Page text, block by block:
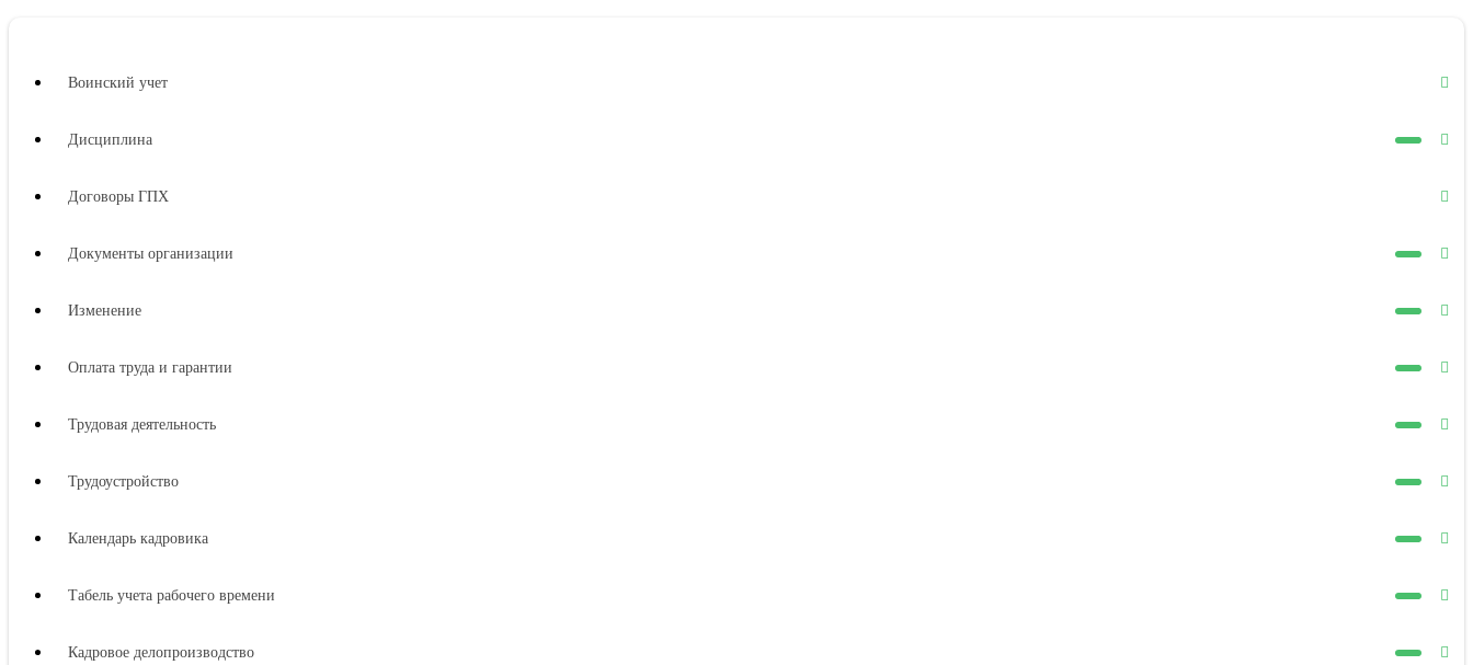
Воинский учет
Дисциплина
Договоры ГПХ
Документы организации
Изменение
Оплата труда и гарантии
Трудовая деятельность
Трудоустройство
Календарь кадровика
Табель учета рабочего времени
Кадровое делопроизводство